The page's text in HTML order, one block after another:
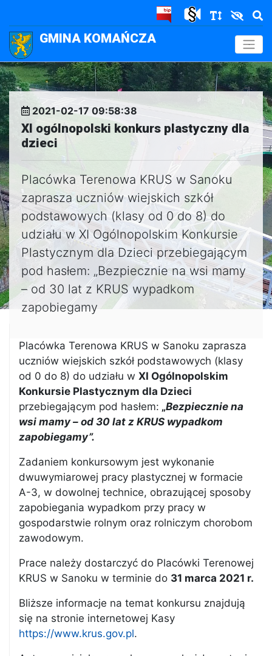
GMINA KOMAŃCZA .
2021-02-17 09:58:38
XI ogólnopolski konkurs plastyczny dla
dzieci
Placówka Terenowa KRUS w Sanoku
zaprasza uczniów wiejskich szkół
podstawowych (klasy od 0 do 8) do
udziału w XI Ogólnopolskim Konkursie
Plastycznym dla Dzieci przebiegającym
pod hasłem: „Bezpiecznie na wsi mamy
– od 30 lat z KRUS wypadkom
zapobiegamy
Placówka Terenowa KRUS w Sanoku zaprasza
uczniów wiejskich szkół podstawowych (klasy
od 0 do 8) do udziału w XI Ogólnopolskim
Konkursie Plastycznym dla Dzieci
przebiegającym pod hasłem: „Bezpiecznie na
wsi mamy – od 30 lat z KRUS wypadkom
zapobiegamy”.
Zadaniem konkursowym jest wykonanie
dwuwymiarowej pracy plastycznej w formacie
A-3, w dowolnej technice, obrazującej sposoby
zapobiegania wypadkom przy pracy w
gospodarstwie rolnym oraz rolniczym chorobom
zawodowym.
Prace należy dostarczyć do Placówki Terenowej
KRUS w Sanoku w terminie do 31 marca 2021 r.
Bliższe informacje na temat konkursu znajdują
się na stronie internetowej Kasy
https://www.krus.gov.pl.